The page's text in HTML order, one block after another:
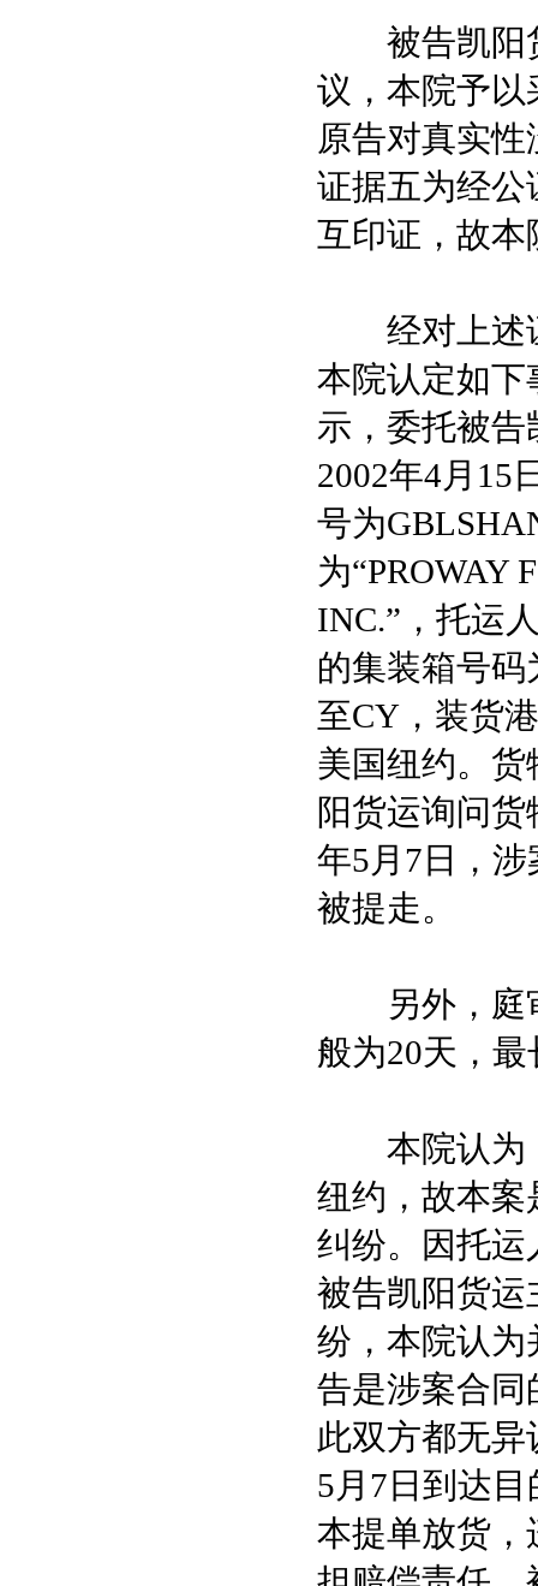
被告凯阳货
议，本院予以
原告对真实
证据五为经公
互印证，故本
经对上述证
本院认定如下
示，委托被告
2002年4月15
号为
为“PROWAY
INC.”，托运
的集装箱号码
至CY，装货
美国纽约。
阳货运询问
年5月7日，
被提走。
另外，庭审
般为20天，
本院认为，
纽约，故本案
纠纷。因托运
被告凯阳货运
纷，本院认为
告是涉案合同
此双方都无异
5月7日到达
本提单放货，